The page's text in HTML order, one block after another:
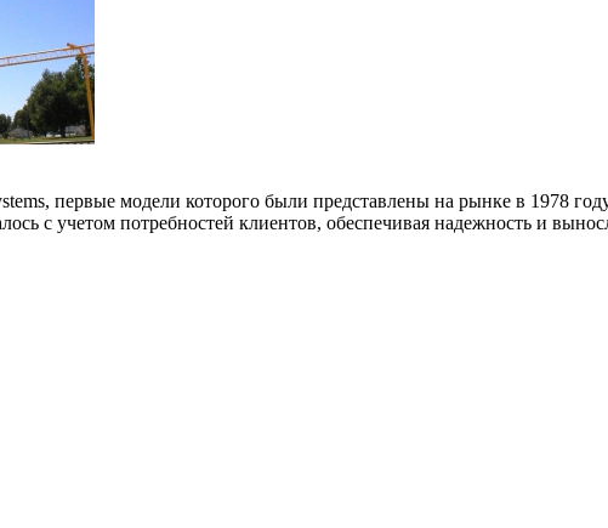
первые модели которого были представлены на рынке в 1978
с учетом потребностей клиентов, обеспечивая надежность и